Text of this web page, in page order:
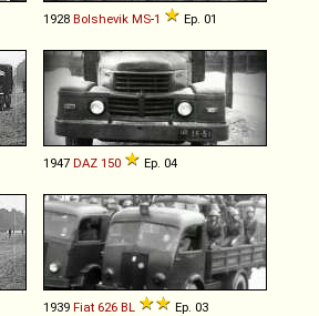
1928 Bolshevik MS-1 Ep. 01
1947 DAZ 150 Ep. 04
1939 Fiat 626 BL Ep. 03